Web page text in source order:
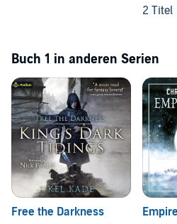
2 Titel
Buch 1 in anderen Serien
Free the Darkness